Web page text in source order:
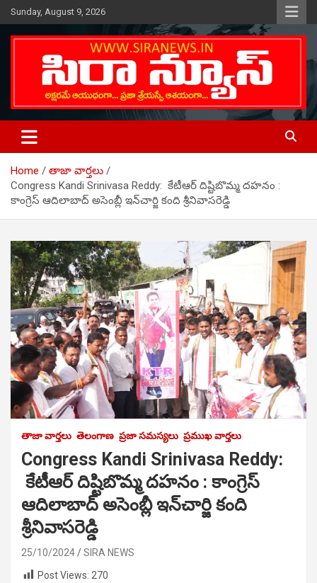
Skip
to
content
Sunday, August 9, 2026
SIRA NEWS
Telugu Online News Daily
Home
తాజా వార్తలు
Congress Kandi Srinivasa Reddy: కేటీఆర్ దిష్టిబొమ్మ ద‌హ‌నం :
కాంగ్రెస్ ఆదిలాబాద్ అసెంబ్లీ ఇన్‌చార్జి కంది శ్రీ‌నివాస‌రెడ్డి
తాజా వార్తలు తెలంగాణ ప్రజా సమస్యలు ప్రముఖ వార్తలు
Congress Kandi Srinivasa Reddy:
కేటీఆర్ దిష్టిబొమ్మ ద‌హ‌నం : కాంగ్రెస్
ఆదిలాబాద్ అసెంబ్లీ ఇన్‌చార్జి కంది
శ్రీ‌నివాస‌రెడ్డి
25/10/2024
SIRA NEWS
Post Views: 270